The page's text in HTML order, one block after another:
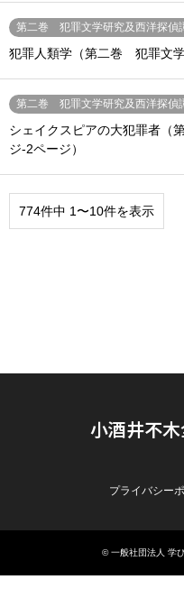
第二巻 犯罪文学研究及西洋探偵
犯罪人類学（第二巻 犯罪文
第二巻 犯罪文学研究及西洋探偵
シェイクスピアの大犯罪者（
ジ-2ページ）
774件中 1〜10件を表示
小酒井不
プライバシー
© 一般社団法人 学